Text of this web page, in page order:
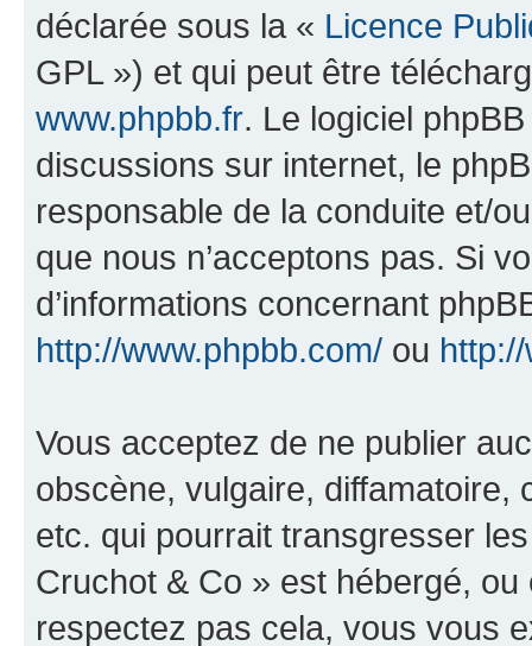
déclarée sous la « Licence
GPL ») et qui peut être
www.phpbb.fr. Le logiciel
discussions sur internet, le
responsable de la conduite et/
que nous n’acceptons pas. Si
d’informations concernant
http://www.phpbb.com/ ou
Vous acceptez de ne publier
obscène, vulgaire, diffamatoire,
etc. qui pourrait transgresser
Cruchot & Co » est hébergé,
respectez pas cela, vous vous